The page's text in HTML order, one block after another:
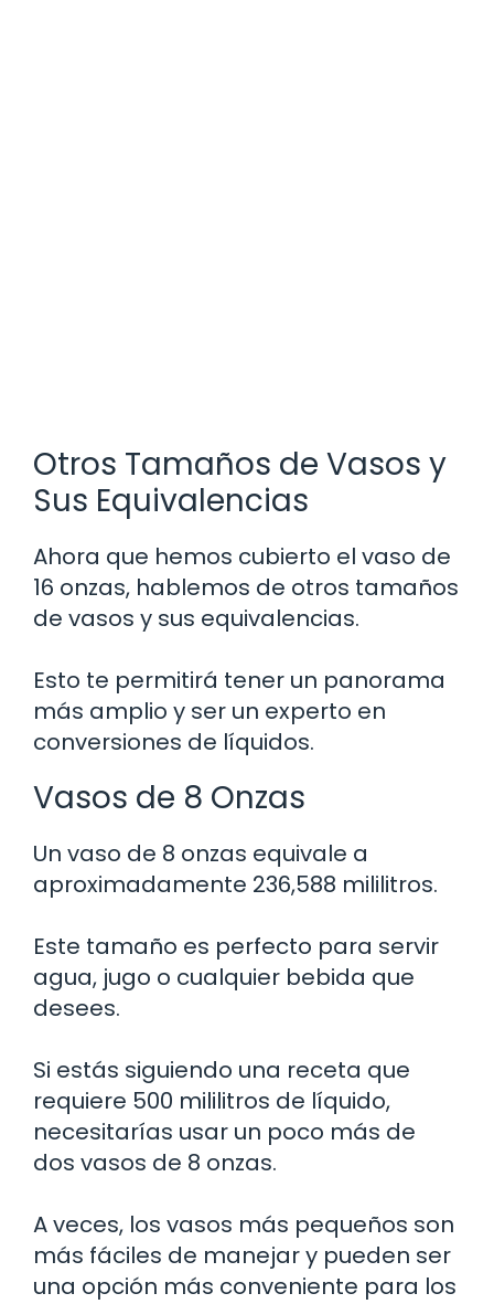
Otros Tamaños de Vasos y
Sus Equivalencias
Ahora que hemos cubierto el vaso de
16 onzas, hablemos de otros tamaños
de vasos y sus equivalencias.
Esto te permitirá tener un panorama
más amplio y ser un experto en
conversiones de líquidos.
Vasos de 8 Onzas
Un vaso de 8 onzas equivale a
aproximadamente 236,588 mililitros.
Este tamaño es perfecto para servir
agua, jugo o cualquier bebida que
desees.
Si estás siguiendo una receta que
requiere 500 mililitros de líquido,
necesitarías usar un poco más de
dos vasos de 8 onzas.
A veces, los vasos más pequeños son
más fáciles de manejar y pueden ser
una opción más conveniente para los